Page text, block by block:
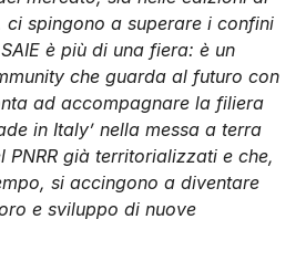
ci spingono a superare i confini
è più di una fiera: è un
che guarda al futuro con
ad accompagnare la filiera
in Italy’ nella messa a terra
già territorializzati e che,
si accingono a diventare
e sviluppo di nuove